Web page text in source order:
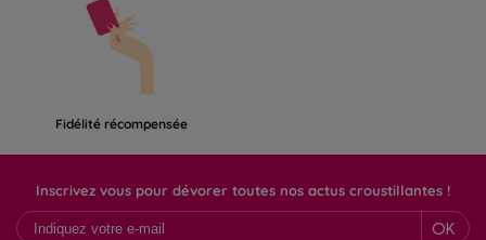
Fidélité récompensée
Inscrivez vous pour dévorer toutes nos actus croustillantes !
OK